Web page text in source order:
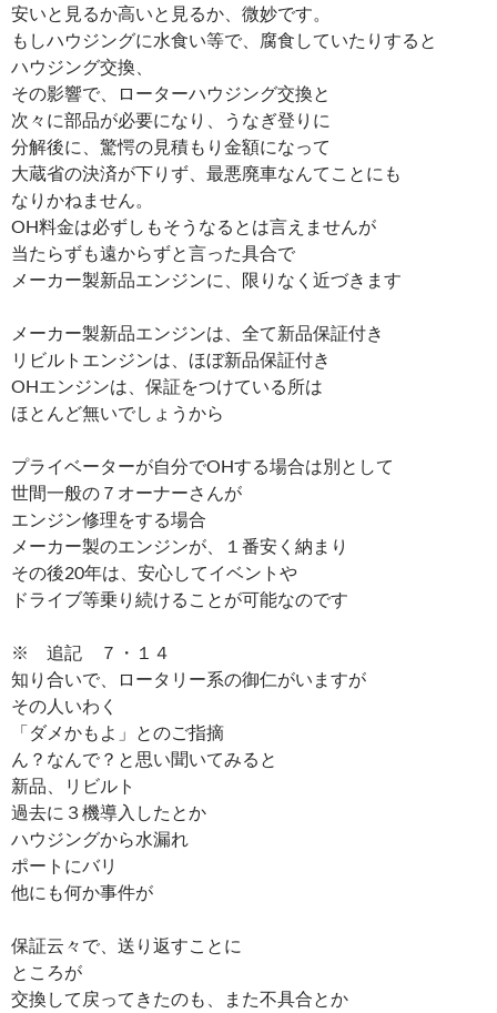
安いと見るか高いと見るか、微妙です。
もしハウジングに水食い等で、腐食していたりすると
ハウジング交換、
その影響で、ローターハウジング交換と
次々に部品が必要になり、うなぎ登りに
分解後に、驚愕の見積もり金額になって
大蔵省の決済が下りず、最悪廃車なんてことにも
なりかねません。
OH料金は必ずしもそうなるとは言えませんが
当たらずも遠からずと言った具合で
メーカー製新品エンジンに、限りなく近づきます
メーカー製新品エンジンは、全て新品保証付き
リビルトエンジンは、ほぼ新品保証付き
OHエンジンは、保証をつけている所は
ほとんど無いでしょうから
プライベーターが自分でOHする場合は別として
世間一般の７オーナーさんが
エンジン修理をする場合
メーカー製のエンジンが、１番安く納まり
その後20年は、安心してイベントや
ドライブ等乗り続けることが可能なのです
※ 追記 ７・１４
知り合いで、ロータリー系の御仁がいますが
その人いわく
「ダメかもよ」とのご指摘
ん？なんで？と思い聞いてみると
新品、リビルト
過去に３機導入したとか
ハウジングから水漏れ
ポートにバリ
他にも何か事件が
保証云々で、送り返すことに
ところが
交換して戻ってきたのも、また不具合とか